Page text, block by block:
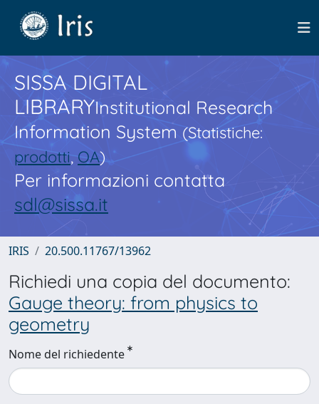
SISSA DIGITAL
LIBRARYInstitutional Research
Information System(Statistiche:
prodotti,OA)
Per informazioni contatta
sdl@sissa.it
IRIS 20.500.11767/13962
Richiedi una copia del documento:
Gauge theory: from physics to
geometry
Nome del richiedente